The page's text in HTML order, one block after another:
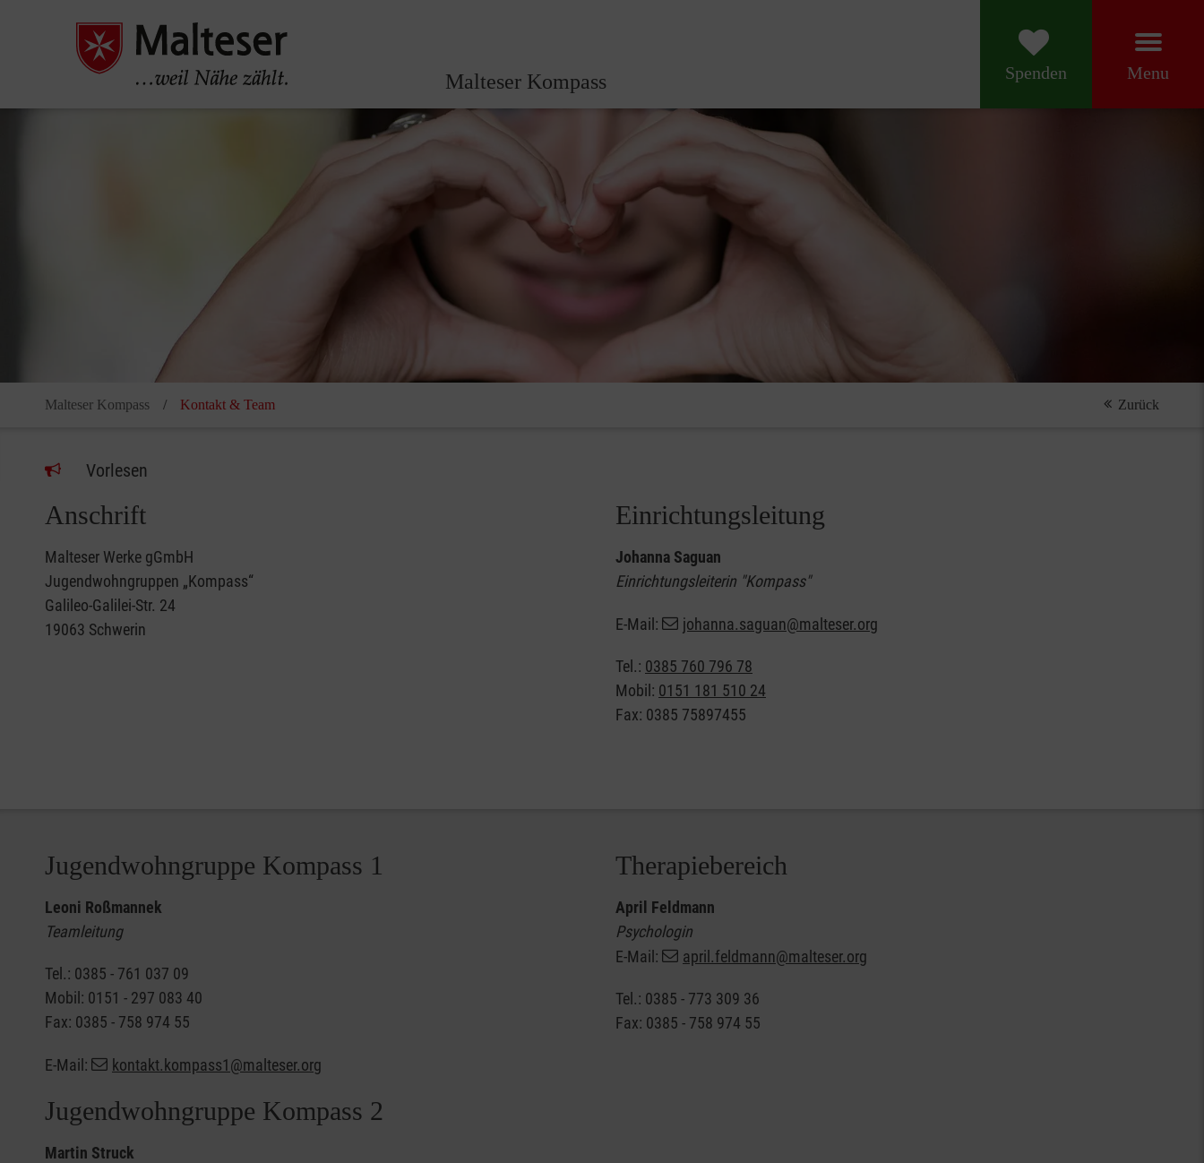
Malteser Kompass Spenden Menu
Malteser Kompass Kontakt & Team Zurück
Vorlesen
Anschrift
Malteser Werke gGmbH
Jugendwohngruppen „Kompass“
Galileo-Galilei-Str. 24
19063 Schwerin
Einrichtungsleitung
Johanna Saguan
Einrichtungsleiterin "Kompass"
E-Mail: johanna.saguan@malteser.org
Tel.: 0385 760 796 78
Mobil: 0151 181 510 24
Fax: 0385 75897455
Jugendwohngruppe Kompass 1
Leoni Roßmannek
Teamleitung
Tel.: 0385 - 761 037 09
Mobil: 0151 - 297 083 40
Fax: 0385 - 758 974 55
E-Mail: kontakt.kompass1@malteser.org
Jugendwohngruppe Kompass 2
Martin Struck
Therapiebereich
April Feldmann
Psychologin
E-Mail:
april.feldmann@malteser.org
Tel.: 0385 - 773 309 36
Fax: 0385 - 758 974 55